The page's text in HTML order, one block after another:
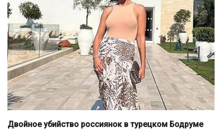
Двойное убийство россиянок в турецком Бодруме